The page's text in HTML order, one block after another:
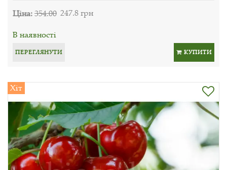
Ціна:354.00 247.8 грн
В наявності
ПЕРЕГЛЯНУТИ КУПИТИ
Хіт